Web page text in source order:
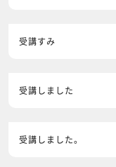
受講すみ
受講しました
受講しました。